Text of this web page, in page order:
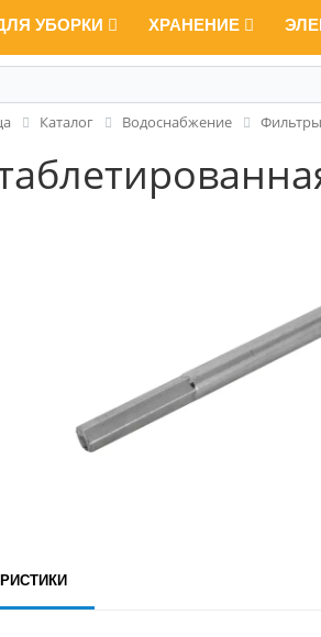
УБОРКИ ХРАНЕНИЕ
Каталог Водоснабжение